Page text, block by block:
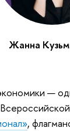
Жанна
—
,